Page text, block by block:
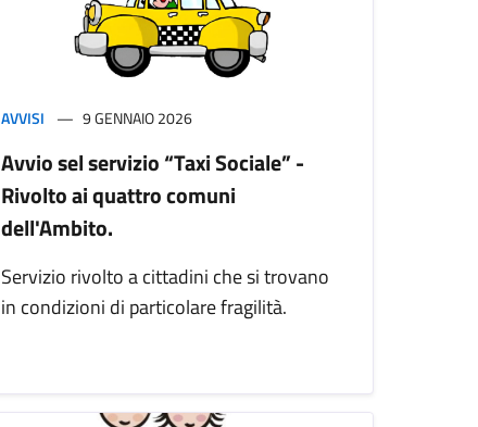
AVVISI 9 GENNAIO 2026
Avvio sel servizio “Taxi Sociale” -
Rivolto ai quattro comuni
dell'Ambito.
Servizio rivolto a cittadini che si trovano
in condizioni di particolare fragilità.